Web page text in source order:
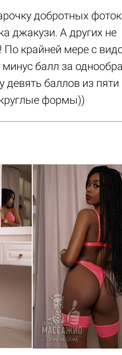
добротных фоток
джакузи. А других не
По крайней мере с
балл за
девять баллов из пяти
формы))